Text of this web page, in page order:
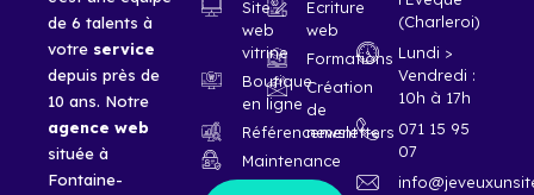
de 6 talents à
votre service
depuis près de
10 ans. Notre
agence web
située à
Fontaine-
Site
web
vitrine
Boutique
en ligne
Référencement
Maintenance
Ecriture
web
Formations
Création
de
newsletters
(Charleroi)
Lundi >
Vendredi :
10h à 17h
071 15 95
07